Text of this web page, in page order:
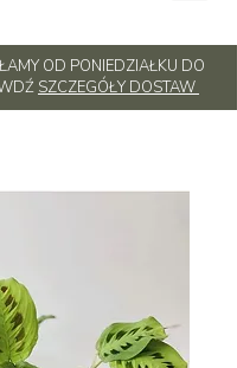
OD PONIEDZIAŁKU DO
SZCZEGÓŁY DOSTAW